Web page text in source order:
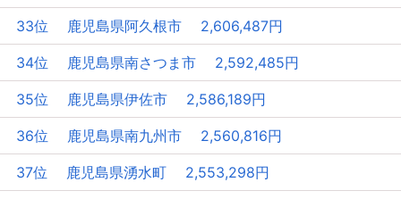
33位 鹿児島県阿久根市 2,606,487円
34位 鹿児島県南さつま市 2,592,485円
35位 鹿児島県伊佐市 2,586,189円
36位 鹿児島県南九州市 2,560,816円
37位 鹿児島県湧水町 2,553,298円